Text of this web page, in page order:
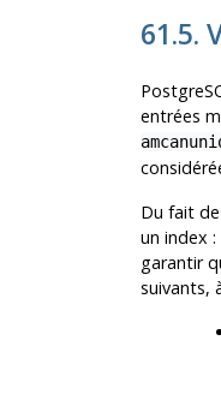
61.5.
entrées
Du fait
un index
garantir
suivants,